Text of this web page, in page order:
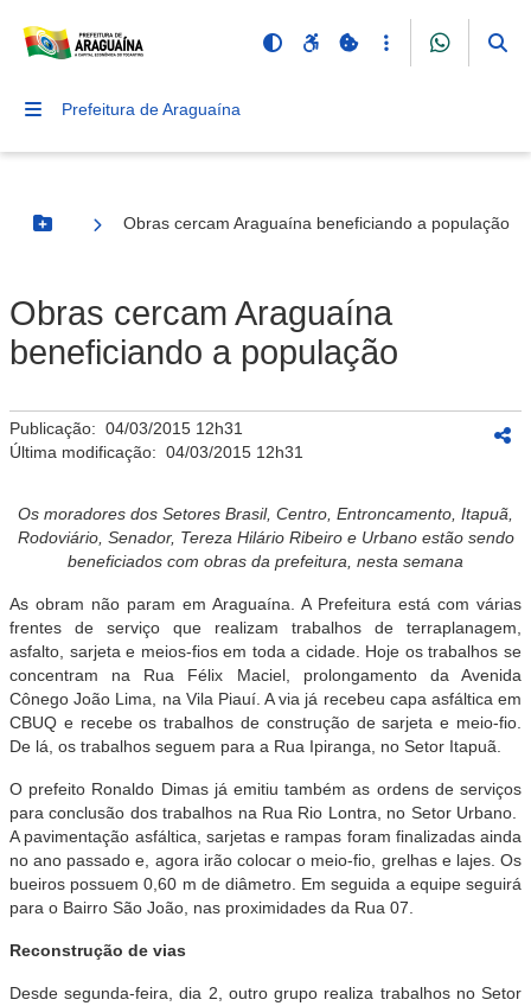
Prefeitura de Araguaína
Botão Menu
Obras cercam Araguaína beneficiando a população
Obras cercam Araguaína
beneficiando a população
Publicação: 04/03/2015 12h31
Última modificação: 04/03/2015 12h31
Os moradores dos Setores Brasil, Centro, Entroncamento, Itapuã,
Rodoviário, Senador, Tereza Hilário Ribeiro e Urbano estão sendo
beneficiados com obras da prefeitura, nesta semana
As obram não param em Araguaína. A Prefeitura está com várias
frentes de serviço que realizam trabalhos de terraplanagem,
asfalto, sarjeta e meios-fios em toda a cidade. Hoje os trabalhos se
concentram na Rua Félix Maciel, prolongamento da Avenida
Cônego João Lima, na Vila Piauí. A via já recebeu capa asfáltica em
CBUQ e recebe os trabalhos de construção de sarjeta e meio-fio.
De lá, os trabalhos seguem para a Rua Ipiranga, no Setor Itapuã.
O prefeito Ronaldo Dimas já emitiu também as ordens de serviços
para conclusão dos trabalhos na Rua Rio Lontra, no Setor Urbano.
A pavimentação asfáltica, sarjetas e rampas foram finalizadas ainda
no ano passado e, agora irão colocar o meio-fio, grelhas e lajes. Os
bueiros possuem 0,60 m de diâmetro. Em seguida a equipe seguirá
para o Bairro São João, nas proximidades da Rua 07.
Reconstrução de vias
Desde segunda-feira, dia 2, outro grupo realiza trabalhos no Setor